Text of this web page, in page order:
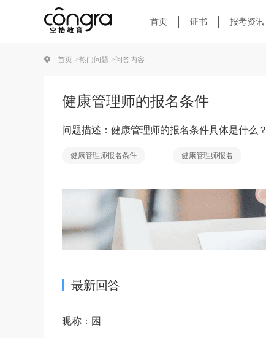
首页 证书 报考资讯
首页 >热门问题 >问答内容
健康管理师的报名条件
问题描述：健康管理师的报名条件具体是什么？
健康管理师报名条件 健康管理师报名
最新回答
昵称：困